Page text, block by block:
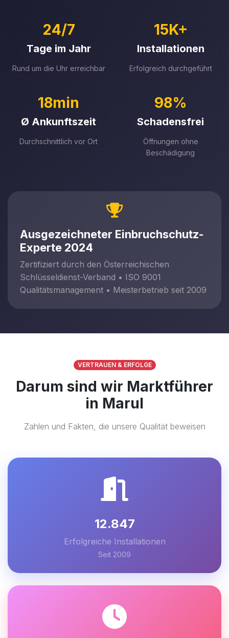
24/7
Tage im Jahr
Rund um die Uhr erreichbar
15K+
Installationen
Erfolgreich durchgeführt
18min
Ø Ankunftszeit
Durchschnittlich vor Ort
98%
Schadensfrei
Öffnungen ohne
Beschädigung
Ausgezeichneter Einbruchschutz-
Experte 2024
Zertifiziert durch den Österreichischen
Schlüsseldienst-Verband • ISO 9001
Qualitätsmanagement • Meisterbetrieb seit 2009
VERTRAUEN & ERFOLGE
Darum sind wir Marktführer
in Marul
Zahlen und Fakten, die unsere Qualität beweisen
12.847
Erfolgreiche Installationen
Seit 2009